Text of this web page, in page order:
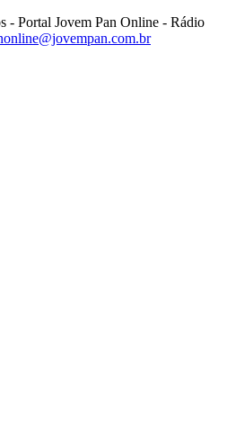
- Portal Jovem Pan Online - Rádio